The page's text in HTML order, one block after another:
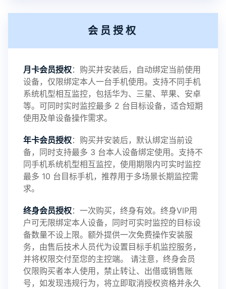
鲸监控存在的问题与所需的更多功能，华鲸手机监
控将持续为您创造更优秀的监控APP
2025-01-13 V3.7
2024-10-08 V3.6
2024-03-16 V3.5
会员授权
月卡会员授权：购买并安装后，自动绑定当前使用
设备，仅限绑定本人一台手机使用。支持不同手机
系统机型相互监控，包括华为、三星、苹果、安卓
等。可同时实时监控最多 2 台目标设备，适合短期
使用及单设备操作需求。
年卡会员授权：购买并安装后，默认绑定当前设
备，同时支持最多 3 台本人设备绑定使用。支持不
同手机系统机型相互监控，使用期限内可实时监控
最多 10 台目标手机，推荐用于多场景长期监控需
求。
终身会员授权：一次购买，终身有效。终身VIP用
户可无限绑定本人设备，同时可实时监控的目标设
备数量不设上限。额外提供一次免费操作安装服
务，由售后技术人员代为设置目标手机监控服务，
并将权限交付至您的主控端。 请注意，终身会员
仅限购买者本人使用，禁止转让、出借或销售账
号，如发现违规行为，将立即取消授权资格并永久